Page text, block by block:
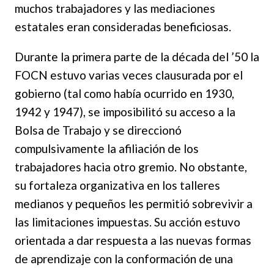
muchos trabajadores y las mediaciones
estatales eran consideradas beneficiosas.
Durante la primera parte de la década del ’50 la
FOCN estuvo varias veces clausurada por el
gobierno (tal como había ocurrido en 1930,
1942 y 1947), se imposibilitó su acceso a la
Bolsa de Trabajo y se direccionó
compulsivamente la afiliación de los
trabajadores hacia otro gremio. No obstante,
su fortaleza organizativa en los talleres
medianos y pequeños les permitió sobrevivir a
las limitaciones impuestas. Su acción estuvo
orientada a dar respuesta a las nuevas formas
de aprendizaje con la conformación de una